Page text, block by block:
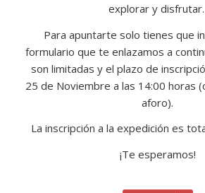
explorar y disfrutar.
Para apuntarte solo tienes que
formulario que te enlazamos a
son limitadas y el plazo de
25 de Noviembre a las 14:00 horas
aforo).
La inscripción a la expedición es
¡Te esperamos!